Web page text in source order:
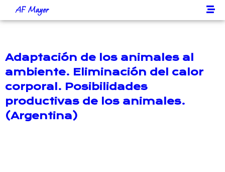
AF Mayer
Adaptación de los animales al
ambiente. Eliminación del calor
corporal. Posibilidades
productivas de los animales.
(Argentina)